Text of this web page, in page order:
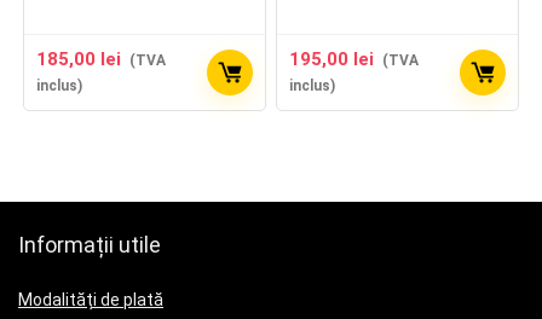
185,00 lei
(TVA
inclus)
195,00 lei
(TVA
inclus)
Informații utile
Modalități de plată